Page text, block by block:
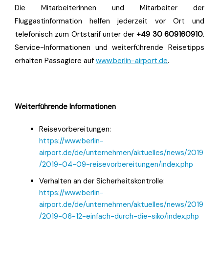
Die Mitarbeiterinnen und Mitarbeiter der
Fluggastinformation helfen jederzeit vor Ort und
telefonisch zum Ortstarif unter der+49 30 609160910.
Service-Informationen und weiterführende Reisetipps
erhalten Passagiere auf www.berlin-airport.de.
Weiterführende Informationen
Reisevorbereitungen:
https://www.berlin-
airport.de/de/unternehmen/aktuelles/news/2019
/2019-04-09-reisevorbereitungen/index.php
Verhalten an der Sicherheitskontrolle:
https://www.berlin-
airport.de/de/unternehmen/aktuelles/news/2019
/2019-06-12-einfach-durch-die-siko/index.php